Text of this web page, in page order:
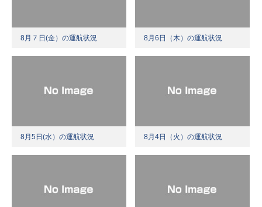
8月７日(金）の運航状況 8月6日（木）の運航状況
8月5日(水）の運航状況 8月4日（火）の運航状況